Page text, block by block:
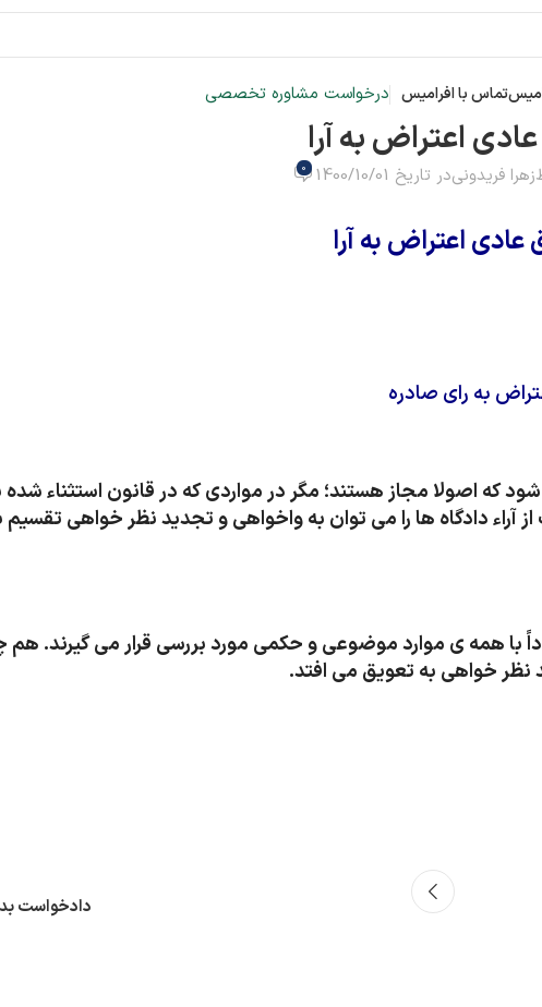
تماس با افرامیس درخواست مشاوره تخصصی
اعتراض به آرا
زهرا فریدونیدر تاریخ 1400/10/01 0
عادی اعتراض به آرا
به رای صادره
که اصولا مجاز هستند؛ مگر در مواردی که در قانون استثناء شده
دادگاه ها را می توان به واخواهی و تجدید نظر خواهی
با همه ی موارد موضوعی و حکمی مورد بررسی قرار می گیرند. هم
خواهی به تعویق می افتد.
دادخواست